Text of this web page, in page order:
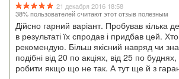
21 декабря 2016 18:58
38% пользователей считают этот отзыв полезным
Дійсно гарний варіант. Пробував кілька
в результаті їх спродав і придбав цей.
рекомендую. Більш якісний навряд чи
подібні від 20 по акціях, від 25 по
робити якщо що не так. А тут ще й з